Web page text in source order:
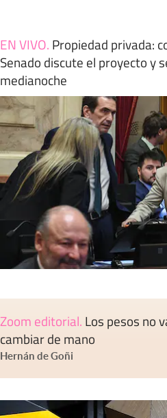
EN VIVO. Propiedad privada:
Senado discute el proyecto y
medianoche
Zoom editorial. Los pesos no
cambiar de mano
Hernán de Goñi